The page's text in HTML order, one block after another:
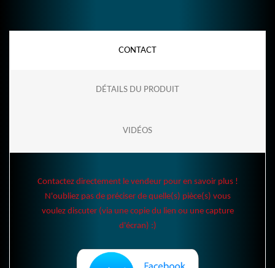
CONTACT
DÉTAILS DU PRODUIT
VIDÉOS
Contactez directement le vendeur pour en savoir plus !
N'oubliez pas de préciser de quelle(s) pièce(s) vous
voulez discuter (via une copie du lien ou une capture
d'écran) :)